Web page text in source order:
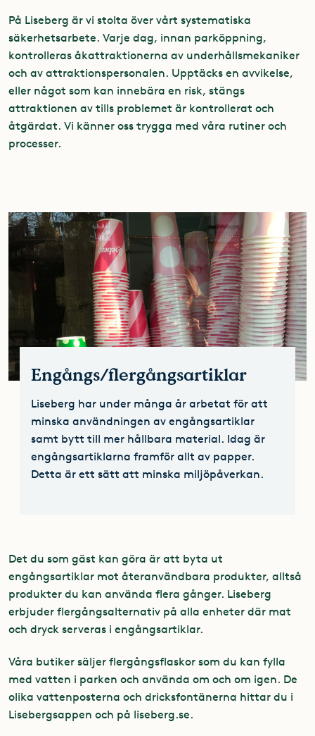
På Liseberg är vi stolta över vårt systematiska
säkerhetsarbete. Varje dag, innan parköppning,
kontrolleras åkattraktionerna av underhållsmekaniker
och av attraktionspersonalen. Upptäcks en avvikelse,
eller något som kan innebära en risk, stängs
attraktionen av tills problemet är kontrollerat och
åtgärdat. Vi känner oss trygga med våra rutiner och
processer.
Engångs/flergångsartiklar
Liseberg har under många år arbetat för att
minska användningen av engångsartiklar
samt bytt till mer hållbara material. Idag är
engångsartiklarna framför allt av papper.
Detta är ett sätt att minska miljöpåverkan.
Det du som gäst kan göra är att byta ut
engångsartiklar mot återanvändbara produkter, alltså
produkter du kan använda flera gånger. Liseberg
erbjuder flergångsalternativ på alla enheter där mat
och dryck serveras i engångsartiklar.
Våra butiker säljer flergångsflaskor som du kan fylla
med vatten i parken och använda om och om igen. De
olika vattenposterna och dricksfontänerna hittar du i
Lisebergsappen och på liseberg.se.